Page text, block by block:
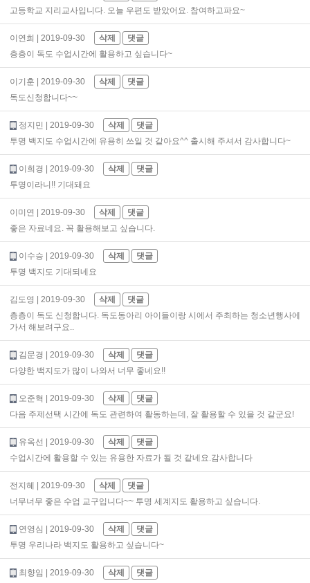
고등학교 지리교사입니다. 오늘 우편도 받았어요. 참여하고파요~
이연희 | 2019-09-30 삭제
댓글
층층이 독도 수업시간에 활용하고 싶습니다~
이기훈 | 2019-09-30 삭제
댓글
독도신청합니다~~
정지민 | 2019-09-30 삭제
댓글
투명 백지도 수업시간에 유용히 쓰일 것 같아요^^ 출시해 주셔서 감사합니다~
이희경 | 2019-09-30 삭제
댓글
투명이라니!! 기대돼요
이미연 | 2019-09-30 삭제
댓글
좋은 자료네요. 꼭 활용해보고 싶습니다.
이수승 | 2019-09-30 삭제
댓글
투명 백지도 기대되네요
김도영 | 2019-09-30 삭제
댓글
층층이 독도 신청합니다. 독도동아리 아이들이랑 시에서 주최하는 청소년행사에
가서 해보려구요..
김문경 | 2019-09-30 삭제
댓글
다양한 백지도가 많이 나와서 너무 좋네요!!
오준혁 | 2019-09-30 삭제
댓글
다음 주제선택 시간에 독도 관련하여 활동하는데, 잘 활용할 수 있을 것 같군요!
유옥선 | 2019-09-30 삭제
댓글
수업시간에 활용할 수 있는 유용한 자료가 될 것 같네요.감사합니다
전지혜 | 2019-09-30 삭제
댓글
너무너무 좋은 수업 교구입니다~~ 투명 세계지도 활용하고 싶습니다.
연영심 | 2019-09-30 삭제
댓글
투명 우리나라 백지도 활용하고 싶습니다~
최향임 | 2019-09-30 삭제
댓글